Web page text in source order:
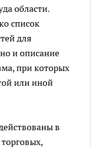
области.
список
для
и описание
при которых
или иной
в
торговых,